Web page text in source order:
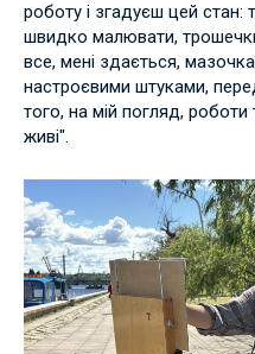
роботу і згадуєш цей стан:
швидко малювати,
все, мені здається,
настроєвими штуками,
того, на мій погляд, роботи
живі".